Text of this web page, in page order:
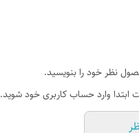
نظر خود را بنویسید.
ابتدا وارد حساب کاربری خود شوید.